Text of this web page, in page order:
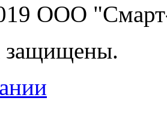
ООО
защищены.